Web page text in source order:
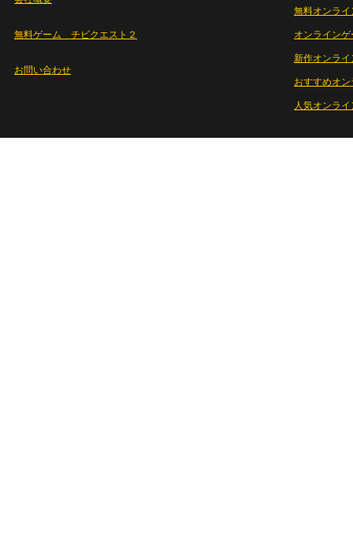
無料ゲーム チビクエスト２
お問い合わせ
無料オンライ
オンライン
新作オンライ
おすすめオ
人気オンラ